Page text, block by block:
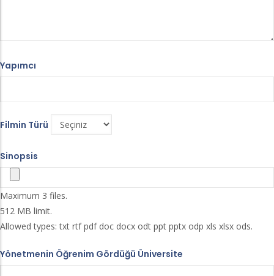
Yapımcı
Filmin Türü
Sinopsis
Maximum 3 files.
512 MB limit.
Allowed types: txt rtf pdf doc docx odt ppt pptx odp xls xlsx ods.
Yönetmenin Öğrenim Gördüğü Üniversite